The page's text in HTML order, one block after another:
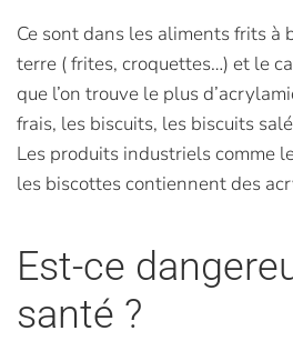
Ce sont dans les aliments frits à
terre ( frites, croquettes…) et le
que l’on trouve le plus
frais, les biscuits, les biscuits
Les produits industriels comme
les biscottes contiennent des
Est-ce
santé ?